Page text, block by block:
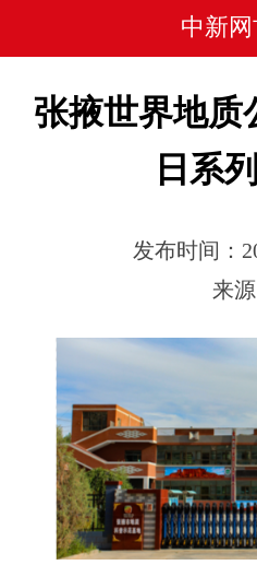
中新
张掖世界地质
日系
发布时间：
来